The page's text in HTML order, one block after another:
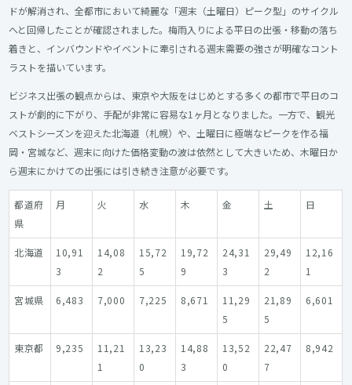
ドが解消され、全都市において綺麗な「週末（土曜日）ピーク型」のサイクル
へと回帰したことが確認されました。梅雨入りによる平日の出張・移動の落ち
着きと、インバウンドやイベントに牽引される週末需要の強さが明確なコント
ラストを描いています。
ビジネス出張の観点からは、東京や大阪をはじめとする多くの都市で平日のコ
ストが劇的に下がり、手配が非常に容易な1ヶ月となりました。一方で、観光
ベストシーズンを迎えた北海道（札幌）や、土曜日に極端なピークを作る福
岡・宮城など、週末に向けた価格変動の波は依然として大きいため、木曜日か
ら週末にかけての出張には引き続き注意が必要です。
都道府
県
月 火 水 木 金 土 日
北海道
10,91
3
14,08
2
15,72
5
19,72
9
24,31
3
29,49
2
12,16
1
宮城県 6,483 7,000 7,225 8,671
11,29
5
21,89
5
6,601
東京都 9,235
11,21
1
13,23
0
14,88
3
13,52
0
22,47
7
8,942